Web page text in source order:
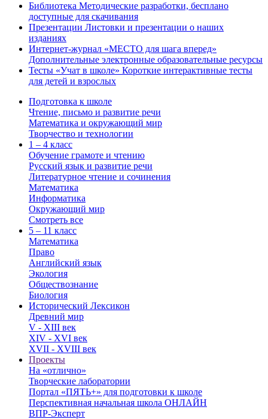
Библиотека Методические разработки, бесплано
доступные для скачивания
Презентации Листовки и презентации о наших
изданиях
Интернет-журнал «МЕСТО для шага вперед»
Дополнительные электронные образовательные ресурсы
Тесты «Учат в школе» Короткие интерактивные тесты
для детей и взрослых
Подготовка к школе
Чтение, письмо и развитие речи
Математика и окружающий мир
Творчество и технологии
1 – 4 класс
Обучение грамоте и чтению
Русский язык и развитие речи
Литературное чтение и сочинения
Математика
Информатика
Окружающий мир
Смотреть все
5 – 11 класс
Математика
Право
Английский язык
Экология
Обществознание
Биология
Исторический Лексикон
Древний мир
V - XIII век
XIV - XVI век
XVII - XVIII век
Проекты
На «отлично»
Творческие лаборатории
Портал «ПЯТЬ+» для подготовки к школе
Перспективная начальная школа ОНЛАЙН
ВПР-Эксперт